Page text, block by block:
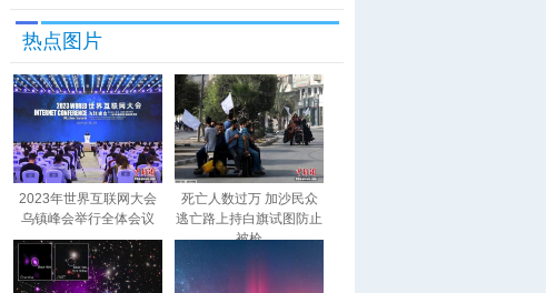
热点图片
2023年世界互联网大会
乌镇峰会举行全体会议
死亡人数过万 加沙民众
逃亡路上持白旗试图防止
被枪